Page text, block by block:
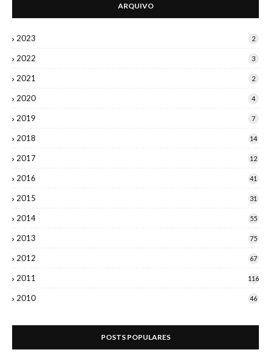
ARQUIVO
2023 2
2022 3
2021 2
2020 4
2019 7
2018 14
2017 12
2016 41
2015 31
2014 55
2013 75
2012 67
2011 116
2010 46
POSTS POPULARES